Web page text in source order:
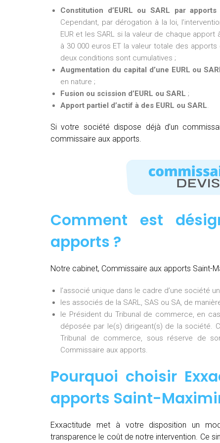
Constitution d’EURL ou SARL par
Cependant, par dérogation à la loi,
EUR et les SARL si la valeur de chaque
à 30 000 euros ET la valeur totale des
deux conditions sont cumulatives ;
Augmentation du capital d’une EURL ou
en nature ;
Fusion ou scission d’EURL ou SARL ;
Apport partiel d’actif à des EURL ou SARL.
Si votre société dispose déjà d’un
commissaire aux apports.
Comment est
apports ?
Notre cabinet, Commissaire aux apports Saint-
l’associé unique dans le cadre d’une société
les associés de la SARL, SAS ou SA, de
le Président du Tribunal de commerce, en
déposée par le(s) dirigeant(s) de la société.
Tribunal de commerce, sous réserve de
Commissaire aux apports.
Pourquoi choisir
apports Saint-
Exxactitude met à votre disposition un
transparence le coût de notre intervention. Ce